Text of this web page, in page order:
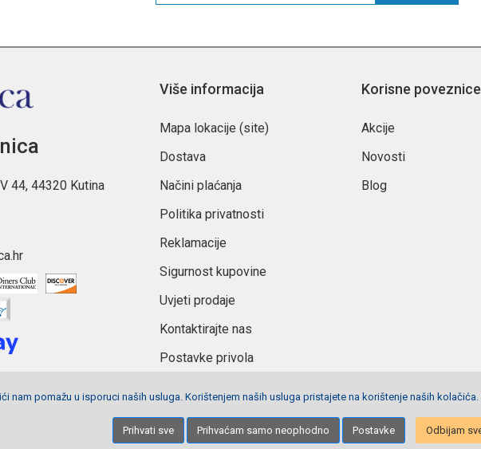
44, 44320 Kutina
Više informacija
Mapa lokacije (site)
Dostava
Načini plaćanja
Politika privatnosti
Reklamacije
Sigurnost kupovine
Uvjeti prodaje
Kontaktirajte nas
Postavke privola
Korisne poveznice
Akcije
Novosti
Blog
Izrada stranica Net plus d.o.o.
nam pomažu u isporuci naših usluga. Korištenjem naših usluga pristajete na korištenje naših kolačića.
Prihvati sve Prihvaćam samo neophodno Postavke Odbijam